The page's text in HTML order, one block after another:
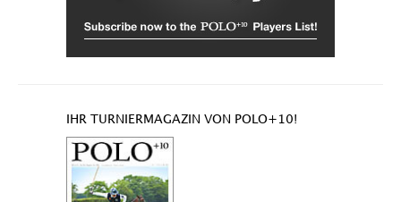
IHR TURNIERMAGAZIN VON POLO+10!